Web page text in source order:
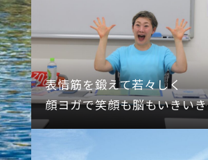
表情筋を鍛えて若々しく
顔ヨガで笑顔も脳もいきいき